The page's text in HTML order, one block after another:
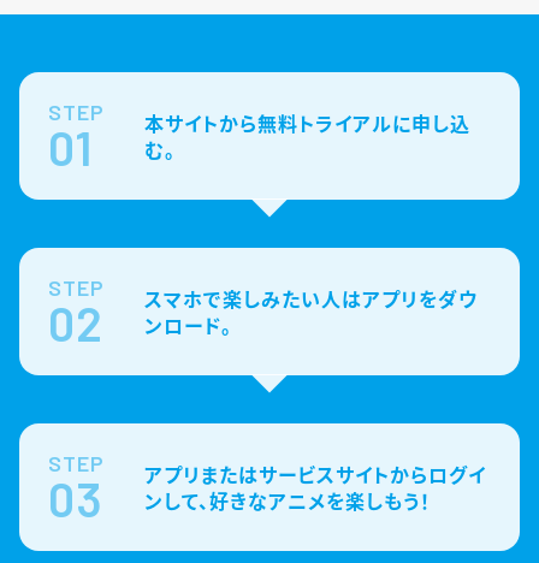
STEP
01
本サイトから無料トライアルに申し込
む。
STEP
02
スマホで楽しみたい人はアプリをダウ
ンロード。
STEP
03
アプリまたはサービスサイトからログイ
ンして、好きなアニメを楽しもう！